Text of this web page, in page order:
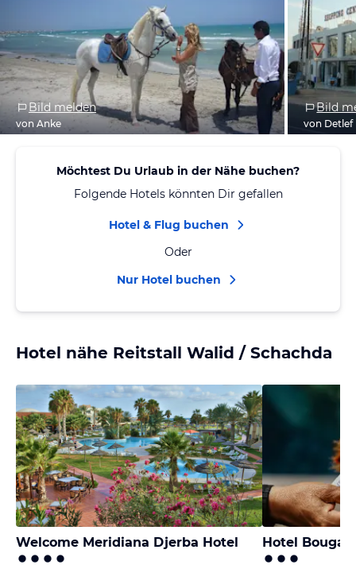
Bild melden
von Anke
Bild
von Detlef
Möchtest Du Urlaub in der Nähe buchen?
Folgende Hotels könnten Dir gefallen
Hotel & Flug buchen
Oder
Nur Hotel buchen
Hotel nähe Reitstall Walid / Schachda
Welcome Meridiana Djerba Hotel Hotel